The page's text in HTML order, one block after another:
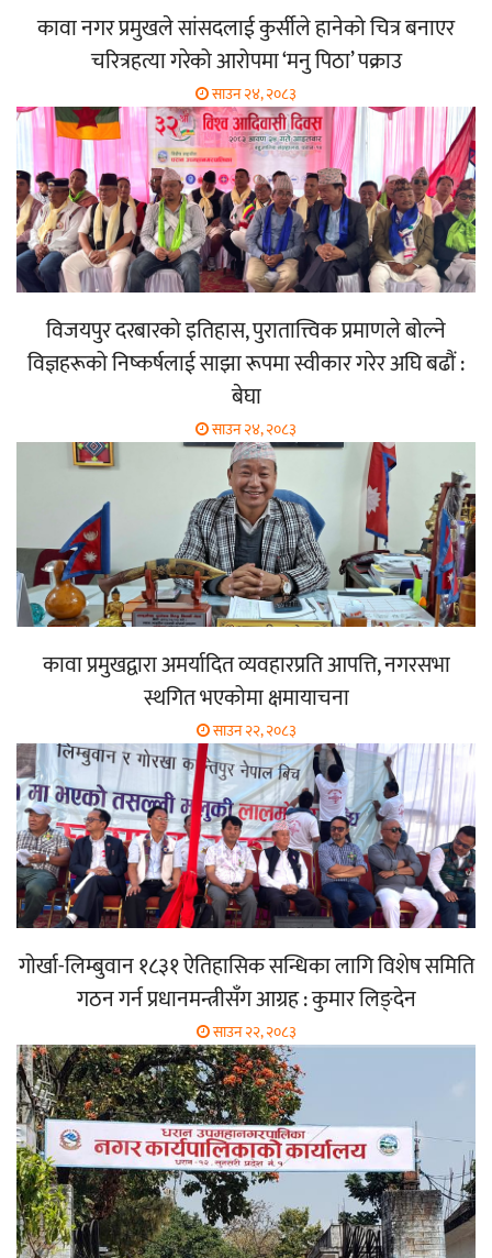
कावा नगर प्रमुखले सांसदलाई कुर्सीले हानेको चित्र बनाएर
चरित्रहत्या गरेको आरोपमा ‘मनु पिठा’ पक्राउ
साउन २४, २०८३
विजयपुर दरबारको इतिहास, पुरातात्त्विक प्रमाणले बोल्ने
विज्ञहरूको निष्कर्षलाई साझा रूपमा स्वीकार गरेर अघि बढौं :
बेघा
साउन २४, २०८३
कावा प्रमुखद्वारा अमर्यादित व्यवहारप्रति आपत्ति, नगरसभा
स्थगित भएकोमा क्षमायाचना
साउन २२, २०८३
गोर्खा-लिम्बुवान १८३१ ऐतिहासिक सन्धिका लागि विशेष समिति
गठन गर्न प्रधानमन्त्रीसँग आग्रह : कुमार लिङ्देन
साउन २२, २०८३